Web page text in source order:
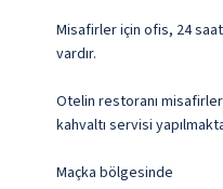
Misafirler için ofis, 24
vardır.
Otelin restoranı
kahvaltı servisi
Maçka bölgesinde